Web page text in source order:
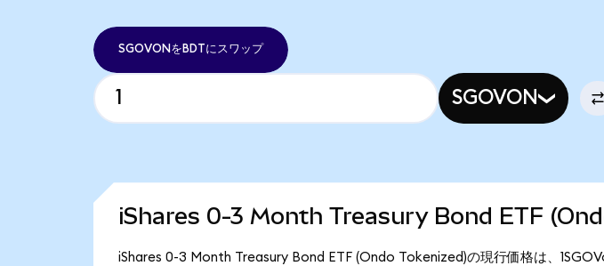
SGOVONをBDTにスワップ
SGOVON
iShares 0-3 Month Treasury Bond ETF
iShares 0-3 Month Treasury Bond ETF (Ondo Tokenized)の現行価格は、